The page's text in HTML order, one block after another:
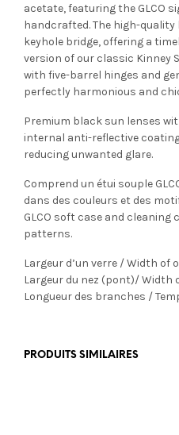
acetate, featuring the GLCO
handcrafted. The high-
keyhole bridge, offering a
version of our classic Kinney
with five-barrel hinges and
perfectly harmonious and
Premium black sun lenses
internal anti-reflective
reducing unwanted glare.
Comprend un étui souple
dans des couleurs et des
GLCO soft case and
patterns.
Largeur d’un verre / Width of
Largeur du nez (pont)/ Width
Longueur des branches /
PRODUITS SIMILAIRES